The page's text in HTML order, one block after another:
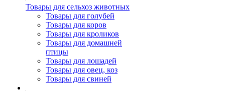
Товары для сельхоз животных
Товары для голубей
Товары для коров
Товары для кроликов
Товары для домашней
птицы
Товары для лошадей
Товары для овец, коз
Товары для свиней